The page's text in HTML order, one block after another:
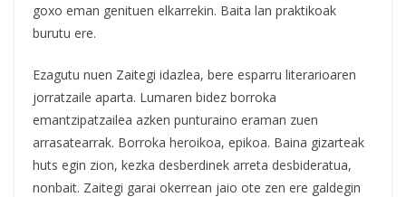
goxo eman genituen elkarrekin. Baita lan praktikoak
burutu ere.
Ezagutu nuen Zaitegi idazlea, bere esparru literarioaren
jorratzaile aparta. Lumaren bidez borroka
emantzipatzailea azken punturaino eraman zuen
arrasatearrak. Borroka heroikoa, epikoa. Baina gizarteak
huts egin zion, kezka desberdinek arreta desbideratua,
nonbait. Zaitegi garai okerrean jaio ote zen ere galdegin